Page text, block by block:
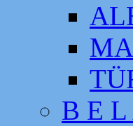
B E L